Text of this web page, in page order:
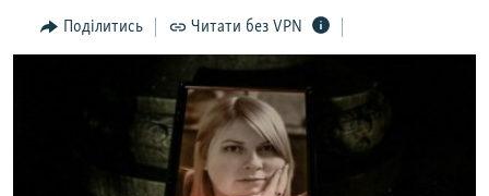
навігації
Перейти
БЛОГИ
СПЕЦПРОЕКТИ
Поділитись Читати без VPN